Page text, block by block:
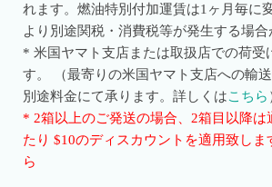
れます。燃油特別付加運賃は1ヶ月毎に
より別途関税・消費税等が発生する場合
* 米国ヤマト支店または取扱店での荷受
す。 （最寄りの米国ヤマト支店への輸
別途料金にて承ります。詳しくはこちら
* 2箱以上のご発送の場合、2箱目以降は
たり $10のディスカウントを適用致しま
ら